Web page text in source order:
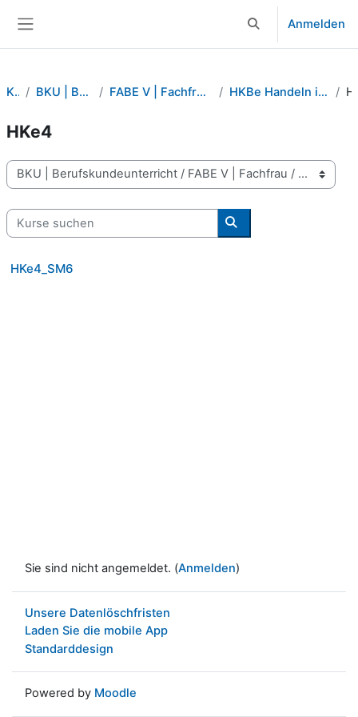
Sucheingabe
Anmelden
Kurse BKU | Berufskundeunterricht FABE V | Fachfrau / Fachmann Betreuung verkürzt HKBe Handeln in spezifischen Begleitsituationen
HKe4
Kursbereiche
Kurse suchen
Kurse suchen
HKe4_SM6
Sie sind nicht angemeldet. (Anmelden)
Unsere Datenlöschfristen
Laden Sie die mobile App
Standarddesign
Powered by Moodle